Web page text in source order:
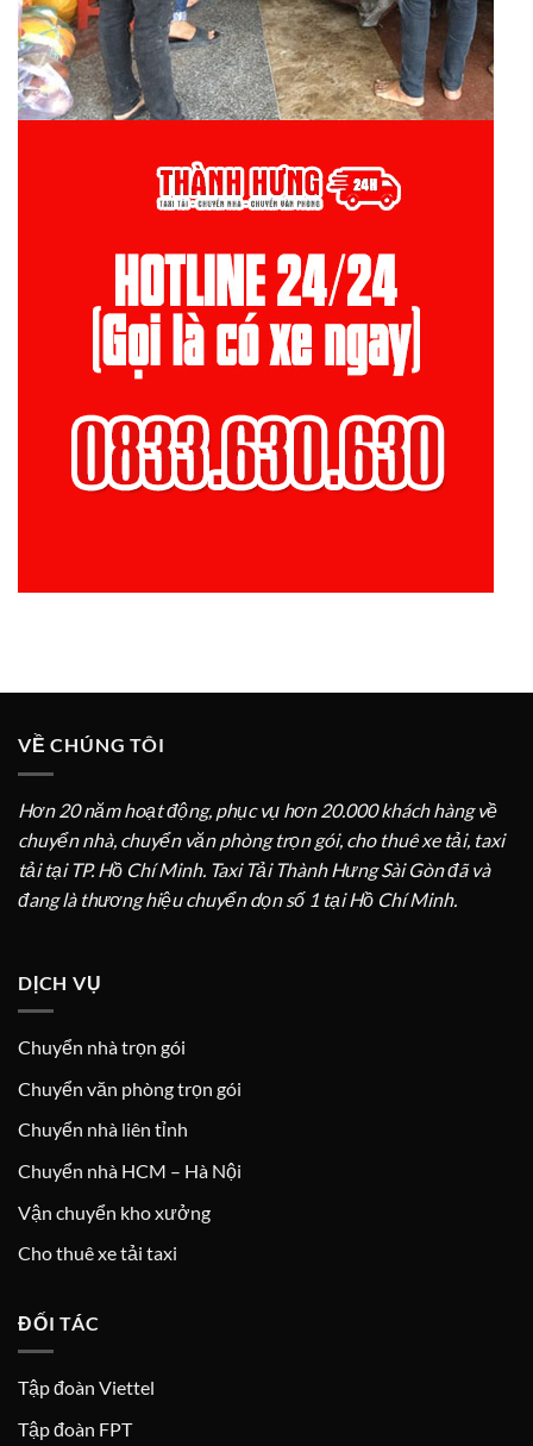
VỀ CHÚNG TÔI
Hơn 20 năm hoạt động, phục vụ hơn 20.000 khách hàng về
chuyển nhà, chuyển văn phòng trọn gói, cho thuê xe tải, taxi
tải tại TP. Hồ Chí Minh. Taxi Tải Thành Hưng Sài Gòn đã và
đang là thương hiệu chuyển dọn số 1 tại Hồ Chí Minh.
DỊCH VỤ
Chuyển nhà trọn gói
Chuyển văn phòng trọn gói
Chuyển nhà liên tỉnh
Chuyển nhà HCM – Hà Nội
Vận chuyển kho xưởng
Cho thuê xe tải taxi
ĐỐI TÁC
Tập đoàn Viettel
Tập đoàn FPT